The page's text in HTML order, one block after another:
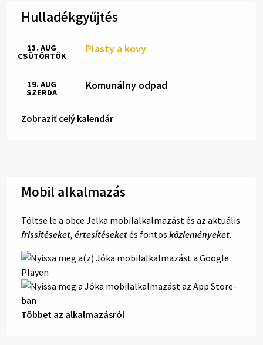
Hulladékgyűjtés
Plasty a kovy
13. AUG
CSÜTÖRTÖK
Komunálny odpad
19. AUG
SZERDA
Zobraziť celý kalendár
Mobil alkalmazás
Töltse le a obce Jelka mobilalkalmazást és az aktuális
frissítéseket, értesítéseketés fontos közleményeket.
Többet az alkalmazásról